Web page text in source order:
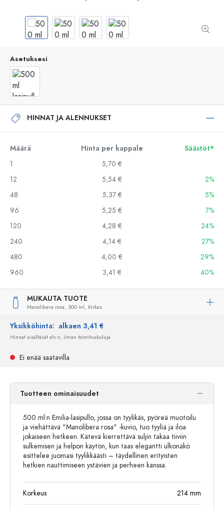
Asetuksesi
HINNAT JA ALENNUKSET
Määrä Hinta per kappale
Säästöt*
1
5,70 €
12
5,54 €
2%
48
5,37 €
5%
96
5,25 €
7%
120
4,28 €
24%
240
4,14 €
27%
480
4,00 €
29%
960
3,41 € 40%
MUKAUTA TUOTE
Manolibera rosa, 500 ml, Kirkas
Yksikköhinta: alkaen 3,41 €
Hinnat sisältävät alv:n, ilman toimituskuluja
Ei enää saatavilla
Tuotteen ominaisuudet
500 ml:n Emilia-lasipullo, jossa on tyylikäs, pyöreä muotoilu
ja viehättävä "Manolibera rosa" -kuvio, tuo tyyliä ja iloa
jokaiseen hetkeen. Kätevä kierrettävä suljin takaa tiiviin
sulkemisen ja helpon käytön, kun taas elegantti ulkonäkö
esittelee juomasi tyylikkäästi – täydellinen erityisten
hetkien nauttimiseen ystävien ja perheen kanssa.
Korkeus 214 mm